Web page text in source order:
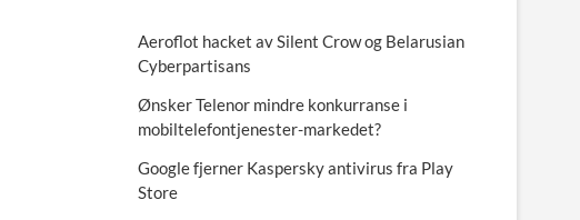
Aeroflot hacket av Silent Crow og Belarusian
Cyberpartisans
Ønsker Telenor mindre konkurranse i
mobiltelefontjenester-markedet?
Google fjerner Kaspersky antivirus fra Play
Store